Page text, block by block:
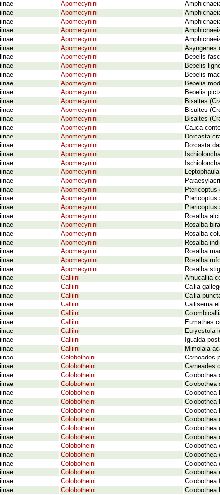
Apomecynini
Apomecynini
Apomecynini
Apomecynini
Apomecynini
Apomecynini
Asyngenes
Apomecynini
Bebelis
Apomecynini
Bebelis
Apomecynini
Bebelis
Apomecynini
Bebelis
Apomecynini
Bebelis
Apomecynini
Bisaltes
Apomecynini
Bisaltes
Apomecynini
Bisaltes
Apomecynini
Cauca
Apomecynini
Dorcasta
Apomecynini
Dorcasta
Apomecynini
Apomecynini
Apomecynini
Apomecynini
Apomecynini
Ptericoptus
Apomecynini
Ptericoptus
Apomecynini
Ptericoptus
Apomecynini
Rosalba
Apomecynini
Rosalba
Apomecynini
Rosalba
Apomecynini
Rosalba
Apomecynini
Rosalba
Apomecynini
Rosalba
Apomecynini
Rosalba
Calliini
Amucallia
Calliini
Callia
Calliini
Callia
Calliini
Callisema
Calliini
Calliini
Eumathes
Calliini
Euryestola
Calliini
Igualda
Calliini
Mimolaia
Colobotheini
Carneades
Colobotheini
Carneades
Colobotheini
Colobothea
Colobotheini
Colobothea
Colobotheini
Colobothea
Colobotheini
Colobothea
Colobotheini
Colobothea
Colobotheini
Colobothea
Colobotheini
Colobothea
Colobotheini
Colobothea
Colobotheini
Colobothea
Colobotheini
Colobothea
Colobotheini
Colobothea
Colobotheini
Colobothea
Colobotheini
Colobothea
Colobotheini
Colobothea